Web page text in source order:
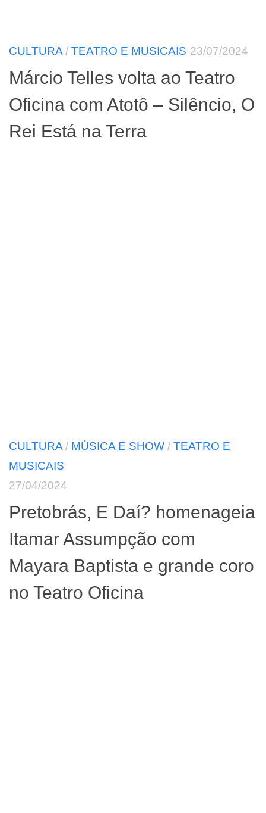
CULTURA / TEATRO E MUSICAIS 23/07/2024
Márcio Telles volta ao Teatro
Oficina com Atotô – Silêncio, O
Rei Está na Terra
CULTURA / MÚSICA E SHOW / TEATRO E
MUSICAIS
27/04/2024
Pretobrás, E Daí? homenageia
Itamar Assumpção com
Mayara Baptista e grande coro
no Teatro Oficina